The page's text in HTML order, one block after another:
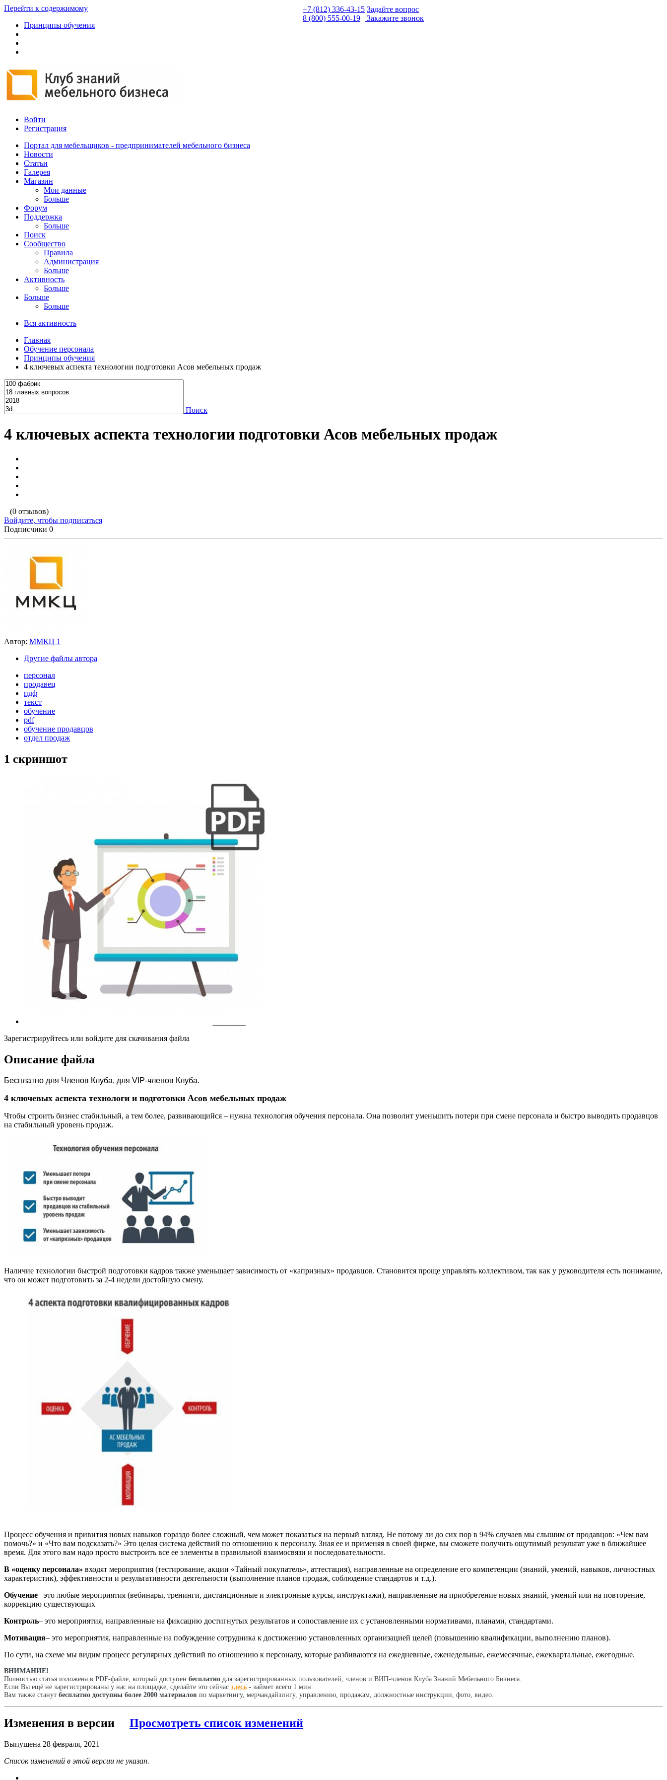
Перейти к содержимому
Принципы обучения
+7 (812) 336-43-15
8 (800) 555-00-19
Задайте вопрос
Закажите звонок
Войти
Регистрация
Портал для мебельщиков - предпринимателей мебельного бизнеса
Новости
Статьи
Галерея
Магазин
Мои данные
Больше
Форум
Поддержка
Больше
Поиск
Сообщество
Правила
Администрация
Больше
Активность
Больше
Больше
Больше
Вся активность
Главная
Обучение персонала
Принципы обучения
4 ключевых аспекта технологии подготовки Асов мебельных продаж
Поиск
4 ключевых аспекта технологии подготовки Асов мебельных продаж
(0 отзывов)
Войдите, чтобы подписаться
Подписчики 0
Автор: ММКЦ 1
Другие файлы автора
персонал
продавец
пдф
текст
обучение
pdf
обучение продавцов
отдел продаж
1 скриншот
Зарегистрируйтесь или войдите для скачивания файла
Описание файла
Бесплатно для Членов Клуба, для VIP-членов Клуба.
4 ключевых аспекта технологи и подготовки Асов мебельных продаж
Чтобы строить бизнес стабильный, а тем более, развивающийся – нужна технология обучения персонала. Она позволит уменьшить потери при смене персонала и быстро выводить продавцов
на стабильный уровень продаж.
Наличие технологии быстрой подготовки кадров также уменьшает зависимость от «капризных» продавцов. Становится проще управлять коллективом, так как у руководителя есть понимание,
что он может подготовить за 2-4 недели достойную смену.
Процесс обучения и привития новых навыков гораздо более сложный, чем может показаться на первый взгляд. Не потому ли до сих пор в 94% случаев мы слышим от продавцов: «Чем вам
помочь?» и «Что вам подсказать?» Это целая система действий по отношению к персоналу. Зная ее и применяя в своей фирме, вы сможете получить ощутимый результат уже в ближайшее
время. Для этого вам надо просто выстроить все ее элементы в правильной взаимосвязи и последовательности.
В «оценку персонала» входят мероприятия (тестирование, акции «Тайный покупатель», аттестация), направленные на определение его компетенции (знаний, умений, навыков, личностных
характеристик), эффективности и результативности деятельности (выполнение планов продаж, соблюдение стандартов и т.д.).
Обучение– это любые мероприятия (вебинары, тренинги, дистанционные и электронные курсы, инструктажи), направленные на приобретение новых знаний, умений или на повторение,
коррекцию существующих
Контроль– это мероприятия, направленные на фиксацию достигнутых результатов и сопоставление их с установленными нормативами, планами, стандартами.
Мотивация– это мероприятия, направленные на побуждение сотрудника к достижению установленных организацией целей (повышению квалификации, выполнению планов).
По сути, на схеме мы видим процесс регулярных действий по отношению к персоналу, которые разбиваются на ежедневные, еженедельные, ежемесячные, ежеквартальные, ежегодные.
ВНИМАНИЕ!
Полностью статья изложена в PDF-файле, который доступен бесплатно для зарегистрированных пользователей, членов и ВИП-членов Клуба Знаний Мебельного Бизнеса.
Если Вы ещё не зарегистрированы у нас на площадке, сделайте это сейчас здесь - займет всего 1 мин.
Вам также станут бесплатно доступны более 2000 материалов по маркетингу, мерчандайзингу, управлению, продажам, должностные инструкции, фото, видео.
Изменения в версии Просмотреть список изменений
Выпущена 28 февраля, 2021
Список изменений в этой версии не указан.